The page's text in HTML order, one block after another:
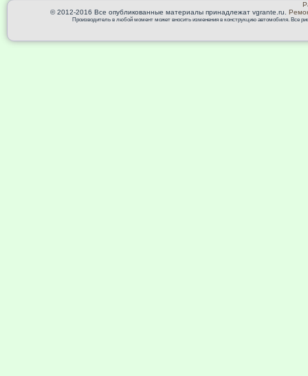
© 2012-2016 Все опубликованные материалы принадлежат vgrante.ru.
Производитель в любой момент может вносить изменения в конструкцию автомобиля. Все